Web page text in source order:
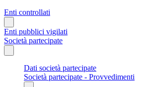
Enti controllati
Enti pubblici vigilati
Società partecipate
Dati società partecipate
Società partecipate - Provvedimenti